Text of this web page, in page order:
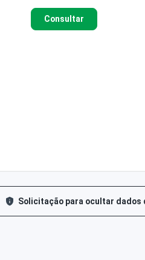
Consultar
Solicitação para ocultar dados